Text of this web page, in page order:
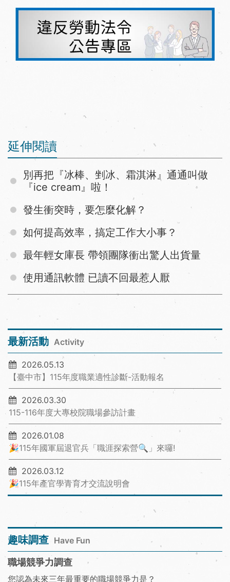
延伸閱讀
別再把『冰棒、剉冰、霜淇淋』通通叫做
『ice cream』啦！
發生衝突時，要怎麼化解？
如何提高效率，搞定工作大小事？
最年輕女庫長 帶領團隊衝出驚人出貨量
使用通訊軟體 已讀不回最惹人厭
最新活動 Activity
2026.05.13
【臺中市】115年度職業適性診斷-活動報名
2026.03.30
115-116年度大專校院職場參訪計畫
2026.01.08
🎉115年國軍屆退官兵「職涯探索營🔍」來囉!
2026.03.12
🎉115年產官學青育才交流說明會
趣味調查 Have Fun
職場競爭力調查
您認為未來三年最重要的職場競爭力是？